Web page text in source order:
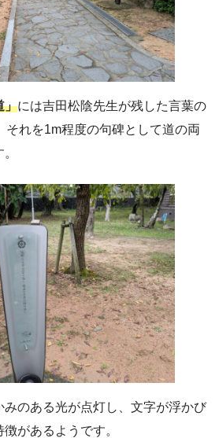
」には吉田松陰先生が残した言葉の
それを1m程度の句碑として道の両
のある光が点灯し、文字が浮かび
があるようです。